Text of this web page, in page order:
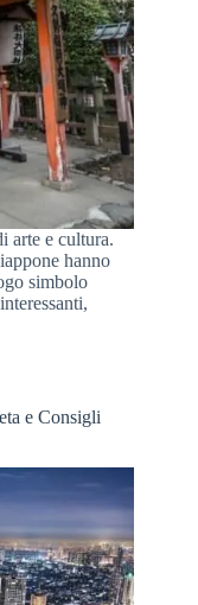
arte e cultura.
hanno
simbolo
e Consigli